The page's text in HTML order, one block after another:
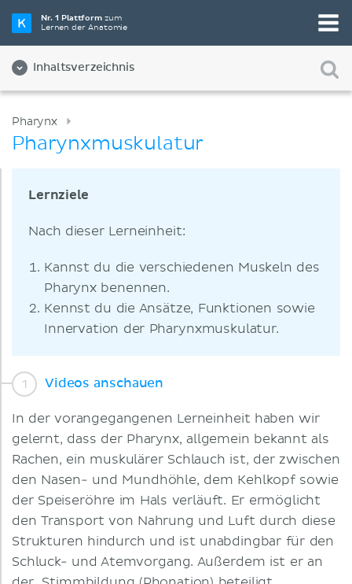
Nr. 1 Plattformzum
Lernen der Anatomie
Inhaltsverzeichnis
Pharynx
Pharynxmuskulatur
Lernziele
Nach dieser Lerneinheit:
Kannst du die verschiedenen Muskeln des
Pharynx benennen.
Kennst du die Ansätze, Funktionen sowie
Innervation der Pharynxmuskulatur.
Videos anschauen
In der vorangegangenen Lerneinheit haben wir
gelernt, dass der Pharynx, allgemein bekannt als
Rachen, ein muskulärer Schlauch ist, der zwischen
den Nasen- und Mundhöhle, dem Kehlkopf sowie
der Speiseröhre im Hals verläuft. Er ermöglicht
den Transport von Nahrung und Luft durch diese
Strukturen hindurch und ist unabdingbar für den
Schluck- und Atemvorgang. Außerdem ist er an